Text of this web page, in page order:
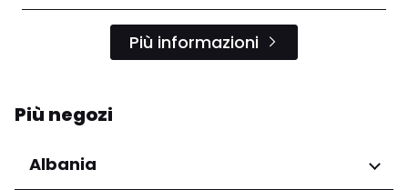
Più informazioni
Più negozi
Albania